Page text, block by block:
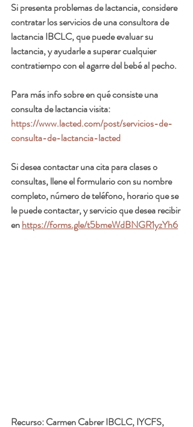
Si presenta problemas de lactancia, considere
contratar los servicios de una consultora de
lactancia IBCLC, que puede evaluar su
lactancia, y ayudarle a superar cualquier
contratiempo con el agarre del bebé al pecho.
Para más info sobre en qué consiste una
consulta de lactancia visita:
https://www.lacted.com/post/servicios-de-
consulta-de-lactancia-lacted
Si desea contactar una cita para clases o
consultas, llene el formulario con su nombre
completo, número de teléfono, horario que se
le puede contactar, y servicio que desea recibir
en https://forms.gle/t5bmeWdBNGR1yzYh6
Recurso: Carmen Cabrer IBCLC, IYCFS,